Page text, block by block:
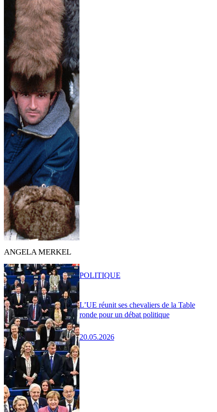
ANGELA MERKEL
L’UE réunit ses chevaliers de la Table
ronde pour un débat politique
20.05.2026
POLITIQUE